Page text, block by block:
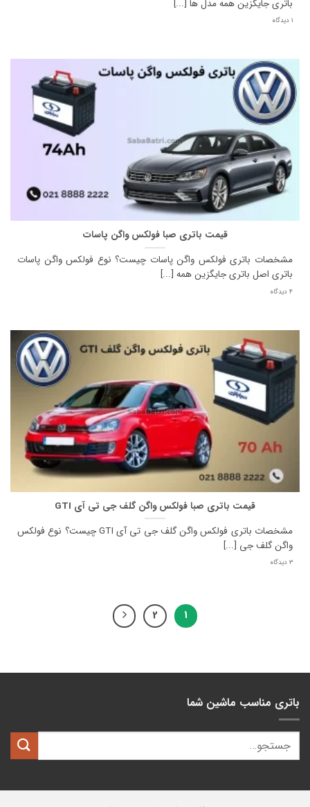
باتری جایگزین همه مدل ها [...]
1 دیدگاه
قیمت باتری صبا فولکس واگن پاسات
مشخصات باتری فولکس واگن پاسات چیست؟ نوع فولکس واگن پاسات
باتری اصل باتری جایگزین همه [...]
4 دیدگاه
قیمت باتری صبا فولکس واگن گلف جی تی آی GTI
مشخصات باتری فولکس واگن گلف جی تی آی GTI چیست؟ نوع فولکس
واگن گلف جی [...]
3 دیدگاه
1
2
باتری مناسب ماشین شما